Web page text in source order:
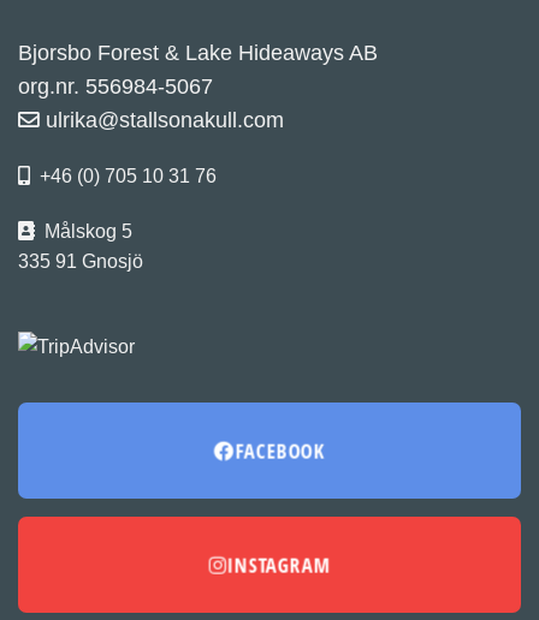
Bjorsbo Forest & Lake Hideaways AB
org.nr. 556984-5067
ulrika@stallsonakull.com
+46 (0) 705 10 31 76
Målskog 5
335 91 Gnosjö
FACEBOOK
INSTAGRAM